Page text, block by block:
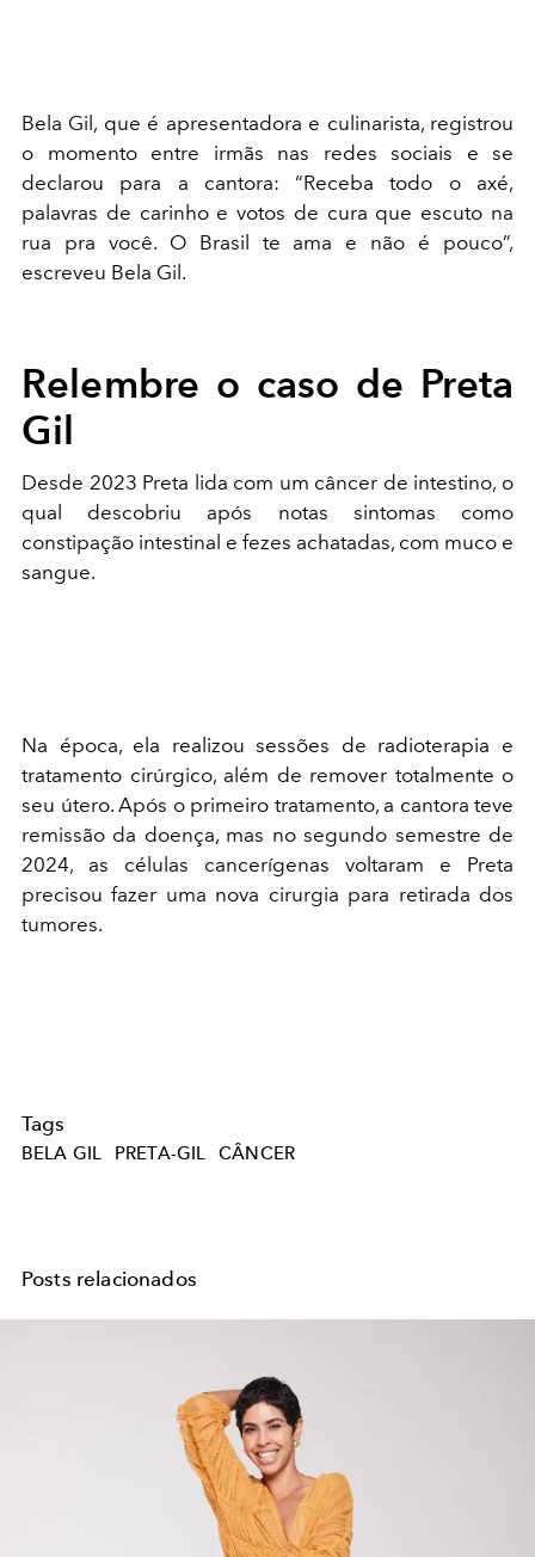
Bela Gil, que é apresentadora e culinarista, registrou
o momento entre irmãs nas redes sociais e se
declarou para a cantora: “Receba todo o axé,
palavras de carinho e votos de cura que escuto na
rua pra você. O Brasil te ama e não é pouco”,
escreveu Bela Gil.
Relembre o caso de Preta
Gil
Desde 2023 Preta lida com um câncer de intestino, o
qual descobriu após notas sintomas como
constipação intestinal e fezes achatadas, com muco e
sangue.
Na época, ela realizou sessões de radioterapia e
tratamento cirúrgico, além de remover totalmente o
seu útero. Após o primeiro tratamento, a cantora teve
remissão da doença, mas no segundo semestre de
2024, as células cancerígenas voltaram e Preta
precisou fazer uma nova cirurgia para retirada dos
tumores.
Tags
BELA GIL PRETA-GIL CÂNCER
Posts relacionados